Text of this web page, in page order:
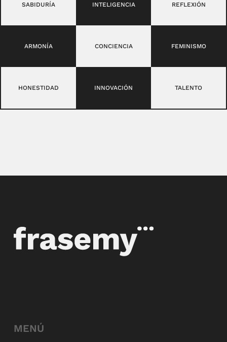
SABIDURÍA INTELIGENCIA REFLEXIÓN
ARMONÍA CONCIENCIA FEMINISMO
HONESTIDAD INNOVACIÓN TALENTO
MENÚ